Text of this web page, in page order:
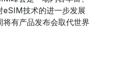
eSIM技术的进一步发展
有产品发布会取代世界